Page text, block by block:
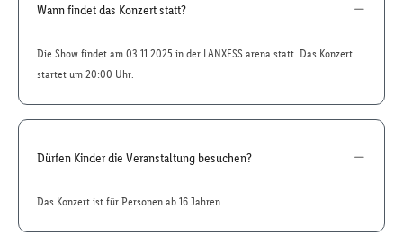
Wann findet das Konzert statt?
Die Show findet am 03.11.2025 in der LANXESS arena statt. Das Konzert
startet um 20:00 Uhr.
Dürfen Kinder die Veranstaltung besuchen?
Das Konzert ist für Personen ab 16 Jahren.